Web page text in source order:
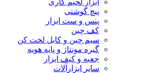
ابزار لحیم کاری
پیچ گوشتی
پنس و ست ابزار
کف چین
سیم چین و کابل لخت کن
گیره مونتاژ و پایه هویه
جعبه و کیف ابزار
سایر ابزارآلات